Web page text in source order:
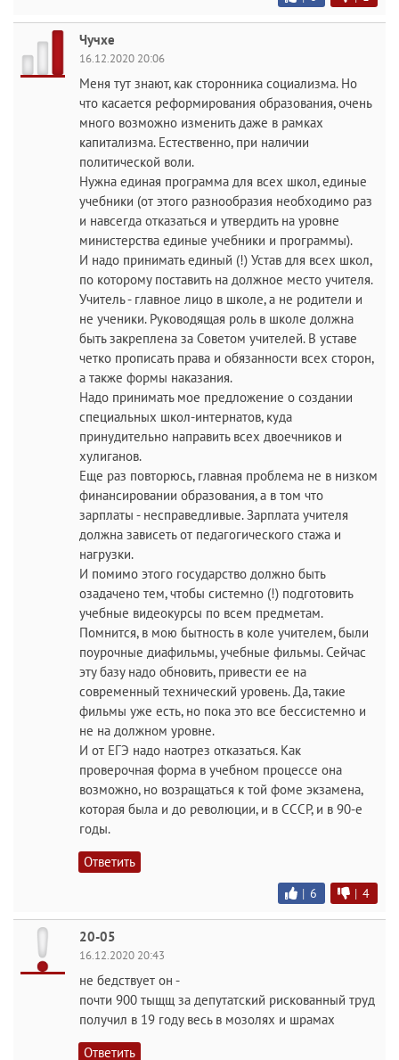
Чучхе
16.12.2020 20:06
Меня тут знают, как сторонника социализма. Но
что касается реформирования образования, очень
много возможно изменить даже в рамках
капитализма. Естественно, при наличии
политической воли.
Нужна единая программа для всех школ, единые
учебники (от этого разнообразия необходимо раз
и навсегда отказаться и утвердить на уровне
министерства единые учебники и программы).
И надо принимать единый (!) Устав для всех школ,
по которому поставить на должное место учителя.
Учитель - главное лицо в школе, а не родители и
не ученики. Руководящая роль в школе должна
быть закреплена за Советом учителей. В уставе
четко прописать права и обязанности всех сторон,
а также формы наказания.
Надо принимать мое предложение о создании
специальных школ-интернатов, куда
принудительно направить всех двоечников и
хулиганов.
Еще раз повторюсь, главная проблема не в низком
финансировании образования, а в том что
зарплаты - несправедливые. Зарплата учителя
должна зависеть от педагогического стажа и
нагрузки.
И помимо этого государство должно быть
озадачено тем, чтобы системно (!) подготовить
учебные видеокурсы по всем предметам.
Помнится, в мою бытность в коле учителем, были
поурочные диафильмы, учебные фильмы. Сейчас
эту базу надо обновить, привести ее на
современный технический уровень. Да, такие
фильмы уже есть, но пока это все бессистемно и
не на должном уровне.
И от ЕГЭ надо наотрез отказаться. Как
проверочная форма в учебном процессе она
возможно, но возращаться к той фоме экзамена,
которая была и до революции, и в СССР, и в 90-е
годы.
Ответить
| 6 | 4
20-05
16.12.2020 20:43
не бедствует он -
почти 900 тыщщ за депутатский рискованный труд
получил в 19 году весь в мозолях и шрамах
Ответить